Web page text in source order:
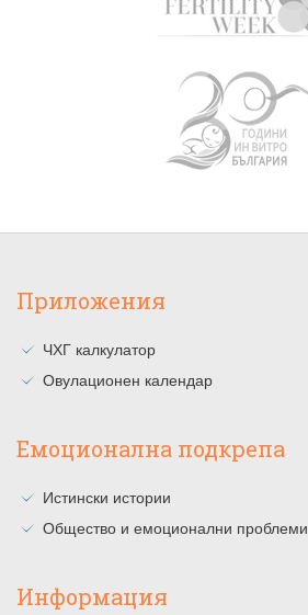
Приложения
ЧХГ калкулатор
Овулационен календар
Емоционална подкрепа
Истински истории
Общество и емоционални проблеми
Информация